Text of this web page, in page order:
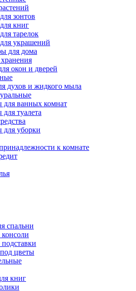
зонтов
книг
тарелок
украшений
для дома
окон и дверей
духов и жидкого мыла
для ванных комнат
туалета
для уборки
к комнате
спальни
цветы
книг